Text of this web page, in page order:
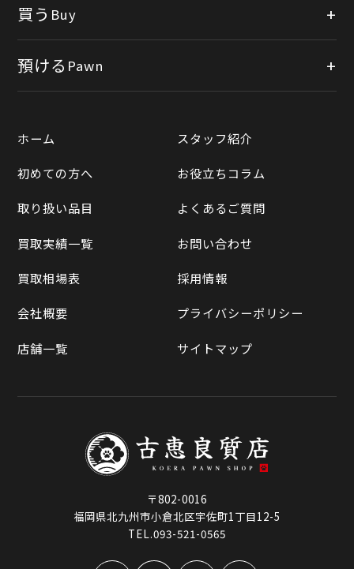
店頭買取
宅配買取
LINE査定
買取実績一覧
買取相場表
買う Buy
公式オンラインショップ
Yahooショッピング
Yahoo!オークション
メルカリ
ラクマ
預ける Pawn
ホーム
初めての方へ
取り扱い品目
買取実績一覧
買取相場表
会社概要
店舗一覧
スタッフ紹介
お役立ちコラム
よくあるご質問
お問い合わせ
採用情報
プライバシーポリシー
サイトマップ
〒802-0016
福岡県北九州市小倉北区宇佐町1丁目12-5
TEL.093-521-0565